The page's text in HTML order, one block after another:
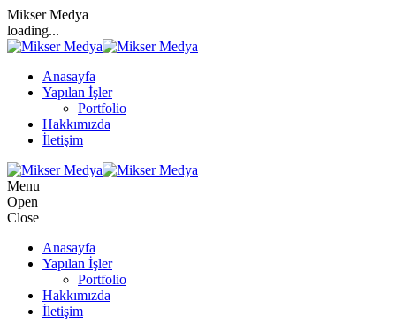
Mikser Medya
loading...
Anasayfa
Yapılan İşler
Portfolio
Hakkımızda
İletişim
Menu
Open
Close
Anasayfa
Yapılan İşler
Portfolio
Hakkımızda
İletişim